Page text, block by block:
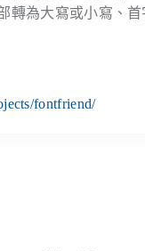
轉為大寫或小寫、
fontfriend/